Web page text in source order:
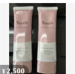
¥2,500